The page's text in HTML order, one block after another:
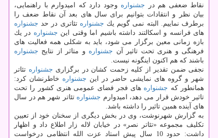
نقاط ضعفی هم در جشنواره وجود دارد كه امیدوارم با راهنمایی،
بیان نظر و انتقادات بتوانیم برای سال های بعد آن نقاط ضعف را
برطرف نماییم. البته نمی گویم یك جشنواره تئاتری در حد جشنواره
های فرانسه و اسكالتند داشته باشیم اما وقتی این جشنواره در یك
بازه زمانی معین برگزار می شود، باید به شكلی همه فعالیت های
فرهنگی و هنری تحت تاثیر آن جشنواره و متاثر از نتایج جشنواره
باشند كه هم اكنون اینگونه نیست.
نجفی ضمن تقدیر از كلیه زحمت كشان در برگزاری جشنواره تئاتر
شهر و گروه های نمایشی حاضر در این جشنواره خاطرنشان كرد:
همانطور كه جشنواره های فجر فضای عمومی هنری كشور را تحت
تاثیر خودش قرار می دهد، امیدوارم جشنواره تئاتر شهر هم در سال
های آینده همین تاثیر را داشته باشد.
به گزارش شهرنوشت، وی در بخش دیگری از سخنان خود از تعیین
تكلیف مجموعه «تئاتر نصر» در خیابان لاله زار اطلاع داد و اظهار
داشت: حدود 10 سال پیش استاد عزت الله انتظامی درخواست